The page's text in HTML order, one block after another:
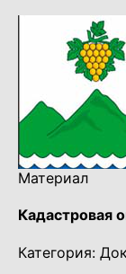
Материал
Кадастровая
Категория: